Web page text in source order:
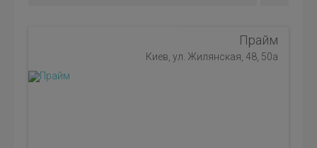
Прайм
Киев, ул. Жилянская, 48, 50а